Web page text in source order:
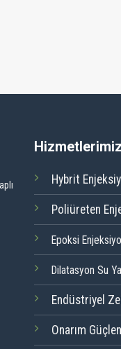
Hizmetlerimiz
Hybrit
Poliüreten
Epoksi
Dilatasyon Su
Endüstriyel
Onarım